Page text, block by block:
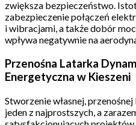
zwiększa bezpieczeństwo.
zabezpieczenie połączeń
i wibracjami, a także dobór
wpływa negatywnie na
Przenośna Latarka
Energetyczna w Kieszeni
Stworzenie własnej,
jeden z najprostszych, a